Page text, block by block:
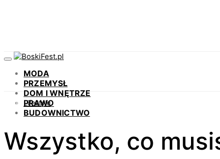
MODA
PRZEMYSŁ
DOM I WNĘTRZE
PRAWO
BUDOWNICTWO
Lifestyle
Wszystko, co